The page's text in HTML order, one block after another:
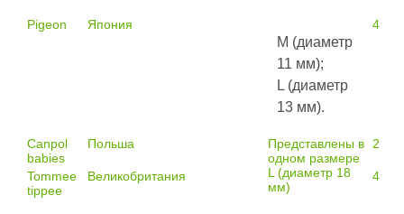
Pigeon Япония
М (диаметр
11 мм);
L (диаметр
13 мм).
450
Canpol
babies
Польша
Представлены в
одном размере
L (диаметр 18
мм)
235
Tommee
tippee
Великобритания 400